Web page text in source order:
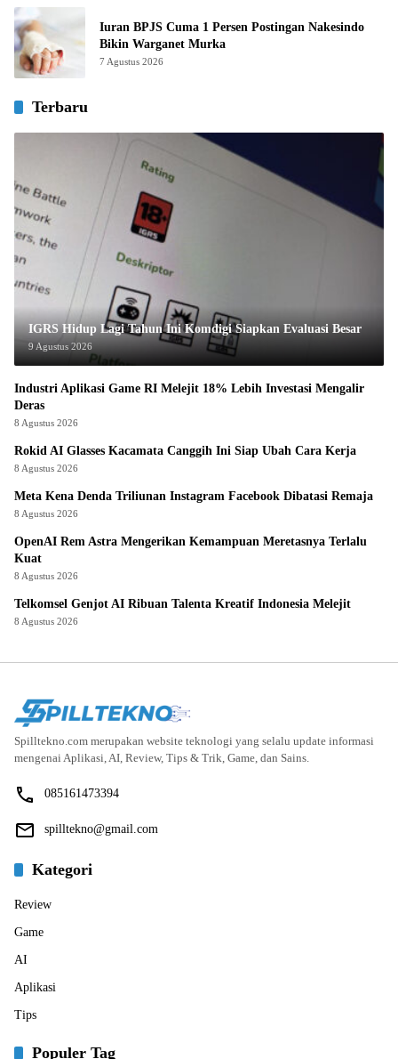
Iuran BPJS Cuma 1 Persen Postingan Nakesindo
Bikin Warganet Murka
7 Agustus 2026
Terbaru
IGRS Hidup Lagi Tahun Ini Komdigi Siapkan Evaluasi Besar
9 Agustus 2026
Industri Aplikasi Game RI Melejit 18% Lebih Investasi Mengalir
Deras
8 Agustus 2026
Rokid AI Glasses Kacamata Canggih Ini Siap Ubah Cara Kerja
8 Agustus 2026
Meta Kena Denda Triliunan Instagram Facebook Dibatasi Remaja
8 Agustus 2026
OpenAI Rem Astra Mengerikan Kemampuan Meretasnya Terlalu
Kuat
8 Agustus 2026
Telkomsel Genjot AI Ribuan Talenta Kreatif Indonesia Melejit
8 Agustus 2026
Spilltekno.com merupakan website teknologi yang selalu update informasi
mengenai Aplikasi, AI, Review, Tips & Trik, Game, dan Sains.
085161473394
spilltekno@gmail.com
Kategori
Review
Game
AI
Aplikasi
Tips
Populer Tag